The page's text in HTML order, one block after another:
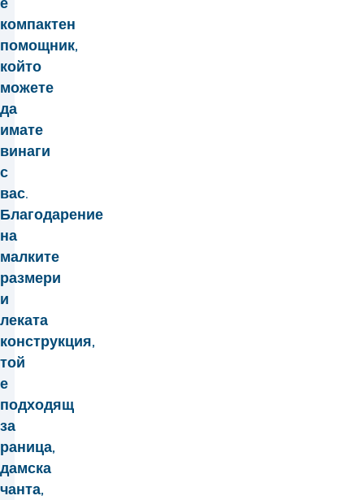
компактен
помощник,
който
можете
да
имате
винаги
с
вас.
Благодарение
на
малките
размери
и
леката
конструкция,
той
е
подходящ
за
раница,
дамска
чанта,